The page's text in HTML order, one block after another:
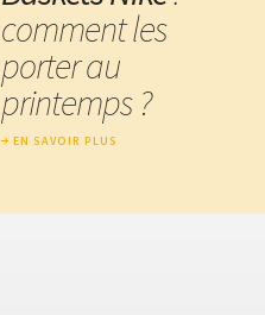
comment les
porter au
printemps ?
EN SAVOIR PLUS